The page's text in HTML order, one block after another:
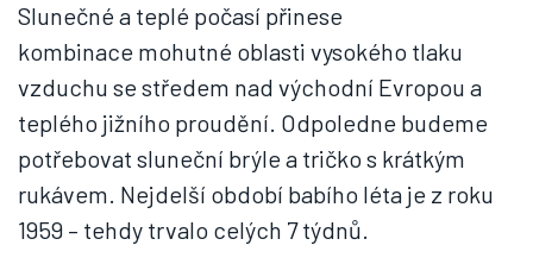
Slunečné a teplé počasí přinese
kombinace mohutné oblasti vysokého tlaku
vzduchu se středem nad východní Evropou a
teplého jižního proudění. Odpoledne budeme
potřebovat sluneční brýle a tričko s krátkým
rukávem. Nejdelší období babího léta je z roku
1959 – tehdy trvalo celých 7 týdnů.